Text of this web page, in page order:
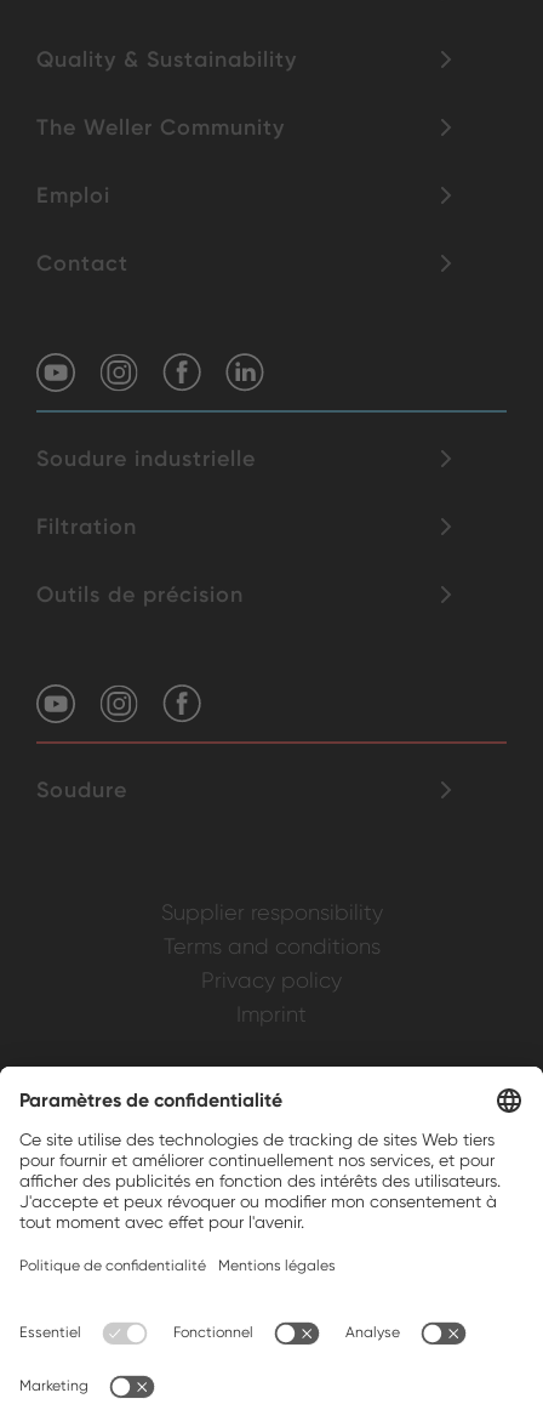
Quality & Sustainability
The Weller Community
Emploi
Contact
Soudure industrielle
Filtration
Outils de précision
Soudure
Supplier responsibility
Terms and conditions
Privacy policy
Imprint
Brands, Inc.
Companion brands: